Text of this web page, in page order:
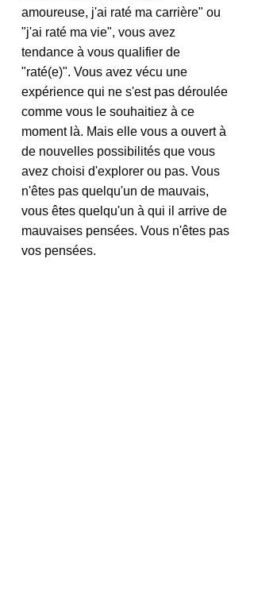
amoureuse, j'ai raté ma carrière" ou
"j'ai raté ma vie", vous avez
tendance à vous qualifier de
"raté(e)". Vous avez vécu une
expérience qui ne s'est pas déroulée
comme vous le souhaitiez à ce
moment là. Mais elle vous a ouvert à
de nouvelles possibilités que vous
avez choisi d'explorer ou pas. Vous
n'êtes pas quelqu'un de mauvais,
vous êtes quelqu'un à qui il arrive de
mauvaises pensées. Vous n'êtes pas
vos pensées.